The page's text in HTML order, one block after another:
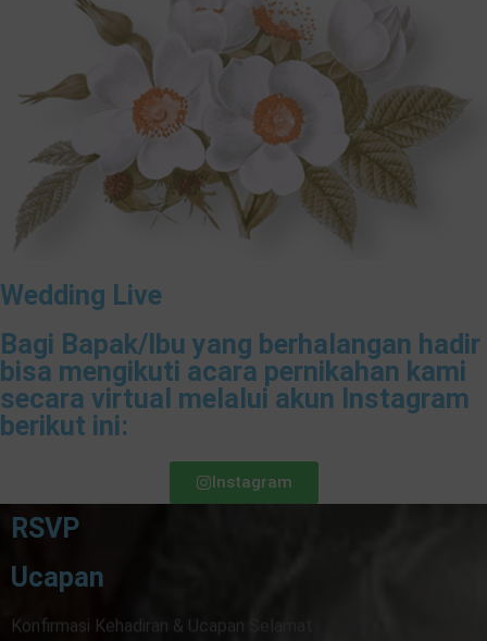
Wedding Live
Bagi Bapak/Ibu yang berhalangan hadir
bisa mengikuti acara pernikahan kami
secara virtual melalui akun Instagram
berikut ini:
Instagram
RSVP
Ucapan
Konfirmasi Kehadiran & Ucapan Selamat